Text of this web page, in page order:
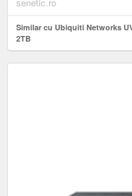
Similar cu Ubiquiti Networks
2TB